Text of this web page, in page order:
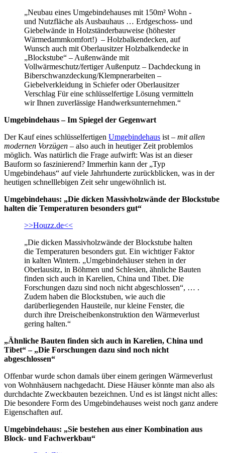
„Neubau eines Umgebindehauses mit 150m² Wohn -
und Nutzfläche als Ausbauhaus … Erdgeschoss- und
Giebelwände in Holzständerbauweise (höhester
Wärmedammkomfort!) – Holzbalkendecken, auf
Wunsch auch mit Oberlausitzer Holzbalkendecke in
„Blockstube“ – Außenwände mit
Vollwärmeschutz/fertiger Außenputz – Dachdeckung in
Biberschwanzdeckung/Klempnerarbeiten –
Giebelverkleidung in Schiefer oder Oberlausitzer
Verschlag Für eine schlüsselfertige Lösung vermitteln
wir Ihnen zuverlässige Handwerksunternehmen.“
Umgebindehaus – Im Spiegel der Gegenwart
Der Kauf eines schlüsselfertigen Umgebindehaus ist – mit allen
modernen Vorzügen – also auch in heutiger Zeit problemlos
möglich. Was natürlich die Frage aufwirft: Was ist an dieser
Bauform so faszinierend? Immerhin kann der „Typ
Umgebindehaus“ auf viele Jahrhunderte zurückblicken, was in der
heutigen schnelllebigen Zeit sehr ungewöhnlich ist.
Umgebindehaus: „Die dicken Massivholzwände der Blockstube
halten die Temperaturen besonders gut“
>>Houzz.de<<
„Die dicken Massivholzwände der Blockstube halten
die Temperaturen besonders gut. Ein wichtiger Faktor
in kalten Wintern. „Umgebindehäuser stehen in der
Oberlausitz, in Böhmen und Schlesien, ähnliche Bauten
finden sich auch in Karelien, China und Tibet. Die
Forschungen dazu sind noch nicht abgeschlossen“, … .
Zudem haben die Blockstuben, wie auch die
darüberliegenden Hausteile, nur kleine Fenster, die
durch ihre Dreischeibenkonstruktion den Wärmeverlust
gering halten.“
„Ähnliche Bauten finden sich auch in Karelien, China und
Tibet“ – „Die Forschungen dazu sind noch nicht
abgeschlossen“
Offenbar wurde schon damals über einem geringen Wärmeverlust
von Wohnhäusern nachgedacht. Diese Häuser könnte man also als
durchdachte Zweckbauten bezeichnen. Und es ist längst nicht alles:
Die besondere Form des Umgebindehauses weist noch ganz andere
Eigenschaften auf.
Umgebindehaus: „Sie bestehen aus einer Kombination aus
Block- und Fachwerkbau“